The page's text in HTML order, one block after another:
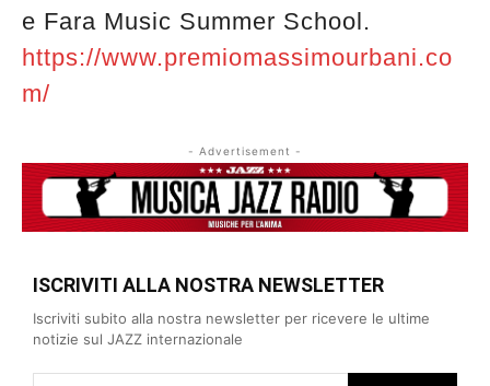
e Fara Music Summer School.
https://www.premiomassimourbani.co
m/
- Advertisement -
ISCRIVITI ALLA NOSTRA NEWSLETTER
Iscriviti subito alla nostra newsletter per ricevere le ultime
notizie sul JAZZ internazionale